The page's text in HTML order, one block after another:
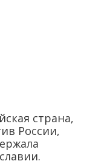
страна,
России,